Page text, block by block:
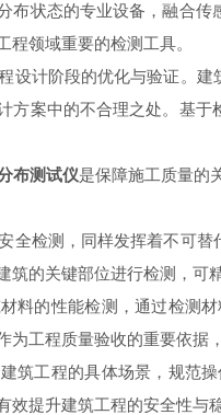
布状态的专业设备，融合
程领域重要的检测工具。
设计阶段的优化与验证。建
方案中的不合理之处。基
布测试仪是保障施工质量的
全检测，同样发挥着不可替
筑的关键部位进行检测，可
料的性能检测，通过检测
为工程质量验收的重要依据
筑工程的具体场景，规范操
效提升建筑工程的安全性与